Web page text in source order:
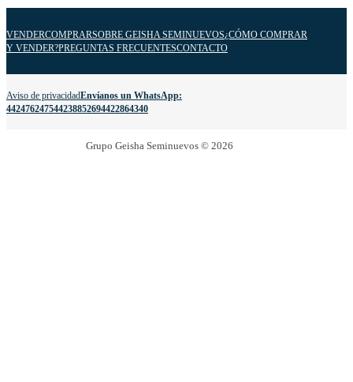
VENDERCOMPRARSOBRE GEISHA SEMINUEVOS¿CÓMO COMPRAR
Y VENDER?PREGUNTAS FRECUENTESCONTACTO
Aviso de privacidadEnvíanos un WhatsApp:
442476247544238852694422864340
Grupo Geisha Seminuevos © 2026